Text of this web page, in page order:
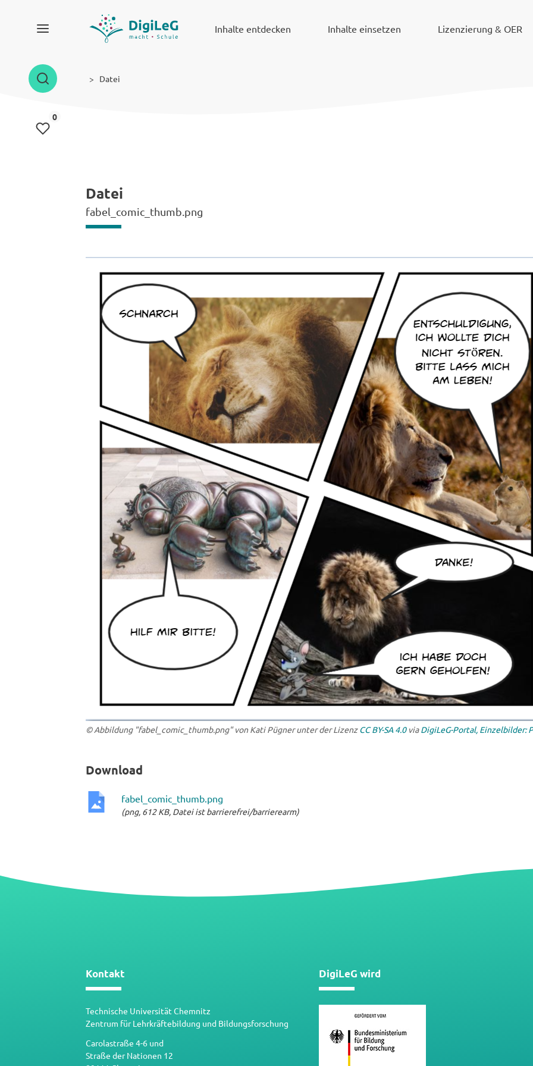
Inhalte entdecken Inhalte einsetzen Lizenzierung & OER
0Inhalte gemerkt
Datei
Datei
fabel_comic_thumb.png
© Abbildung "fabel_comic_thumb.png" von Kati Pügner unter der LizenzCC BY-SA 4.0viaDigiLeG-Portal, Einzelbilder:
Download
fabel_comic_thumb.png
(png, 612 KB, Datei ist barrierefrei/barrierearm)
Kontakt
Technische Universität Chemnitz
Zentrum für Lehrkräftebildung und Bildungsforschung
Carolastraße 4-6 und
Straße der Nationen 12
DigiLeG wird